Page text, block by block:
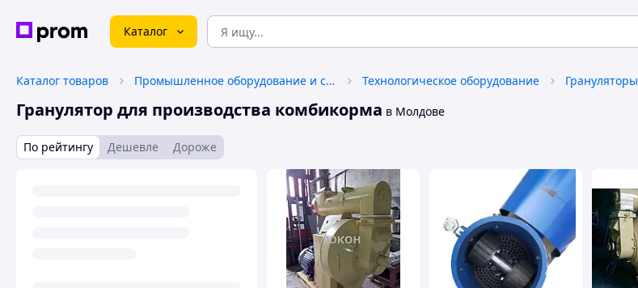
Каталог
Каталог товаров Промышленное оборудование и станки Технологическое оборудование Грануляторы
Гранулятор для производства комбикорма в Молдове
По рейтингу Дешевле Дороже